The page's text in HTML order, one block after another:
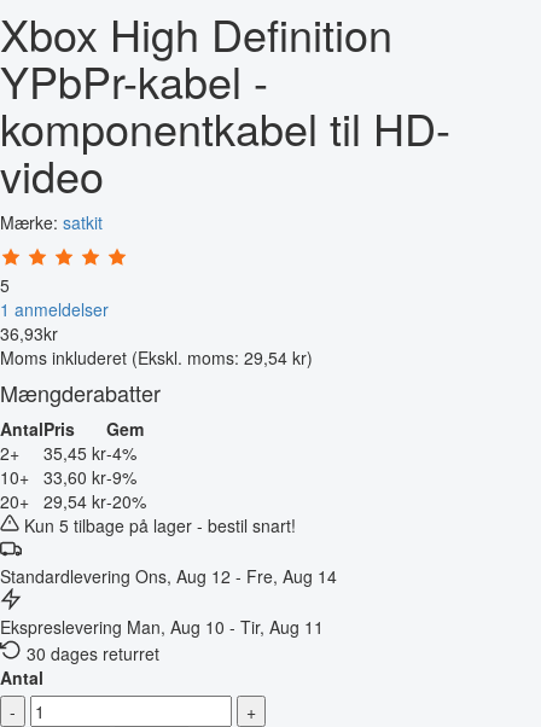
Xbox High Definition
YPbPr-kabel -
komponentkabel til HD-
video
Mærke: satkit
5
1 anmeldelser
36,93kr
Moms inkluderet (Ekskl. moms: 29,54 kr)
Mængderabatter
AntalPris
Gem
2+
35,45 kr-4%
10+ 33,60 kr-9%
20+ 29,54 kr-20%
Kun 5 tilbage på lager - bestil snart!
Standardlevering Ons, Aug 12 - Fre, Aug 14
Ekspreslevering Man, Aug 10 - Tir, Aug 11
30 dages returret
Antal
-
+